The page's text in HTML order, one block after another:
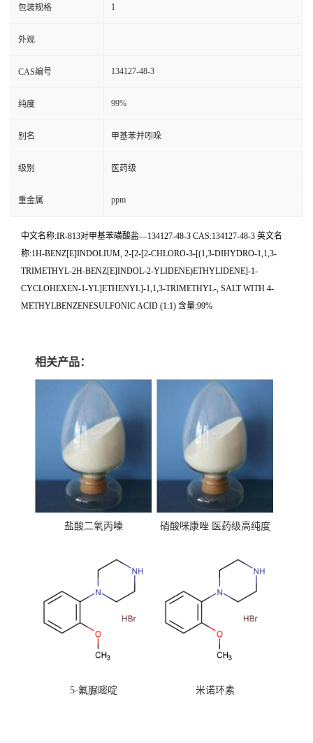
包装规格 1
外观
CAS编号 134127-48-3
纯度 99%
别名 甲基苯并吲哚
级别 医药级
重金属 ppm
中文名称:IR-813对甲基苯磺酸盐—134127-48-3 CAS:134127-48-3 英文名
称:1H-BENZ[E]INDOLIUM, 2-[2-[2-CHLORO-3-[(1,3-DIHYDRO-1,1,3-
TRIMETHYL-2H-BENZ[E]INDOL-2-YLIDENE)ETHYLIDENE]-1-
CYCLOHEXEN-1-YL]ETHENYL]-1,1,3-TRIMETHYL-, SALT WITH 4-
METHYLBENZENESULFONIC ACID (1:1) 含量:99%
相关产品：
盐酸二氧丙嗪
硝酸咪康唑 医药级高纯度
5-氟脲嘧啶 米诺环素